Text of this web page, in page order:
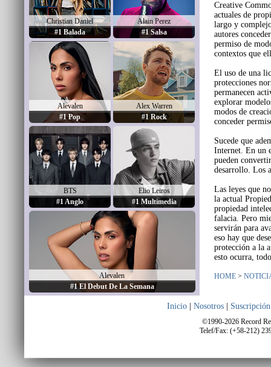
Christian Daniel
#1 Balada
Alain Perez
#1 Salsa
Alevalen
#1 Pop
Alex Warren
#1 Rock
BTS
#1 Anglo
Elio Leiros
#1 Multimedia
Alevalen
#1 El Debut De La Semana
Creative
actuales de
largo y
autores
permiso de
contextos que
El uso de una
protecciones
permanecen
explorar
modos de
conceder
Sucede que
Internet. En un
pueden
desarrollo. Los
Las leyes que
la actual
propiedad
falacia. Pero
servirán para
eso hay que
protección a la
esto ocurra,
HOME >
Inicio Nosotros Suscripción
©1990-2026 Record
Telef/Fax: (+58-212)